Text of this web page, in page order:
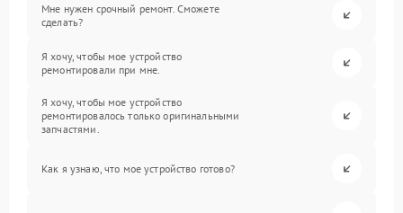
Мне нужен срочный ремонт. Сможете
сделать?
Я хочу, чтобы мое устройство
ремонтировали при мне.
Я хочу, чтобы мое устройство
ремонтировалось только оригинальными
запчастями.
Как я узнаю, что мое устройство готово?